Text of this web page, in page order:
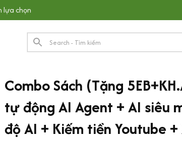
lựa chọn
Combo Sách (Tặng
tự động AI Agent + AI siêu
độ AI + Kiếm tiền Youtube